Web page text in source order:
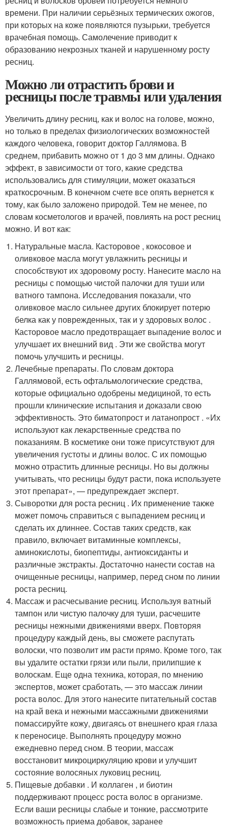
времени. При наличии серьёзных термических ожогов,
при которых на коже появляются пузырьки, требуется
врачебная помощь. Самолечение приводит к
образованию некрозных тканей и нарушенному росту
ресниц.
Можно ли отрастить брови и
ресницы после травмы или удаления
Увеличить длину ресниц, как и волос на голове, можно,
но только в пределах физиологических возможностей
каждого человека, говорит доктор Галлямова. В
среднем, прибавить можно от 1 до 3 мм длины. Однако
эффект, в зависимости от того, какие средства
использовались для стимуляции, может оказаться
краткосрочным. В конечном счете все опять вернется к
тому, как было заложено природой. Тем не менее, по
словам косметологов и врачей, повлиять на рост ресниц
можно. И вот как:
Натуральные масла. Касторовое , кокосовое и
оливковое масла могут увлажнить ресницы и
способствуют их здоровому росту. Нанесите масло на
ресницы с помощью чистой палочки для туши или
ватного тампона. Исследования показали, что
оливковое масло сильнее других блокирует потерю
белка как у поврежденных, так и у здоровых волос .
Касторовое масло предотвращает выпадение волос и
улучшает их внешний вид . Эти же свойства могут
помочь улучшить и ресницы.
Лечебные препараты. По словам доктора
Галлямовой, есть офтальмологические средства,
которые официально одобрены медициной, то есть
прошли клинические испытания и доказали свою
эффективность. Это биматопрост и латанопрост . «Их
используют как лекарственные средства по
показаниям. В косметике они тоже присутствуют для
увеличения густоты и длины волос. С их помощью
можно отрастить длинные ресницы. Но вы должны
учитывать, что ресницы будут расти, пока используете
этот препарат», — предупреждает эксперт.
Сыворотки для роста ресниц . Их применение также
может помочь справиться с выпадением ресниц и
сделать их длиннее. Состав таких средств, как
правило, включает витаминные комплексы,
аминокислоты, биопептиды, антиоксиданты и
различные экстракты. Достаточно нанести состав на
очищенные ресницы, например, перед сном по линии
роста ресниц.
Массаж и расчесывание ресниц. Используя ватный
тампон или чистую палочку для туши, расчешите
ресницы нежными движениями вверх. Повторяя
процедуру каждый день, вы сможете распутать
волоски, что позволит им расти прямо. Кроме того, так
вы удалите остатки грязи или пыли, прилипшие к
волоскам. Еще одна техника, которая, по мнению
экспертов, может сработать, — это массаж линии
роста волос. Для этого нанесите питательный состав
на край века и нежными массажными движениями
помассируйте кожу, двигаясь от внешнего края глаза
к переносице. Выполнять процедуру можно
ежедневно перед сном. В теории, массаж
восстановит микроциркуляцию крови и улучшит
состояние волосяных луковиц ресниц.
Пищевые добавки . И коллаген , и биотин
поддерживают процесс роста волос в организме.
Если ваши ресницы слабые и тонкие, рассмотрите
возможность приема добавок, заранее